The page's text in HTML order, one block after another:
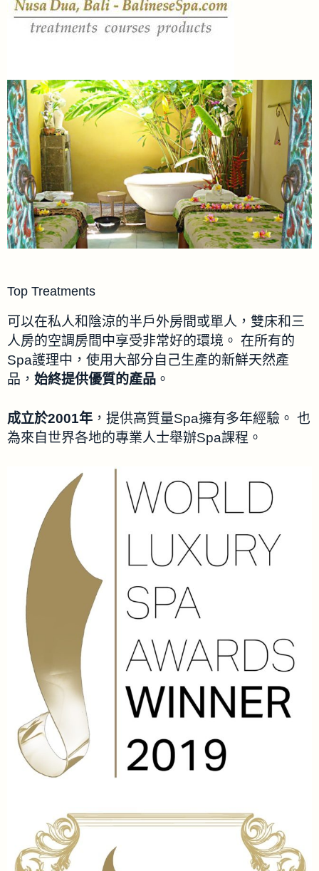
Top Treatments
可以在私人和陰涼的半戶外房間或單人，雙床和三
人房的空調房間中享受非常好的環境。 在所有的
Spa護理中，使用大部分自己生產的新鮮天然產
品， 始終提供優質的產品 。
成立於2001年 ，提供高質量Spa擁有多年經驗。 也
為來自世界各地的專業人士舉辦Spa課程。